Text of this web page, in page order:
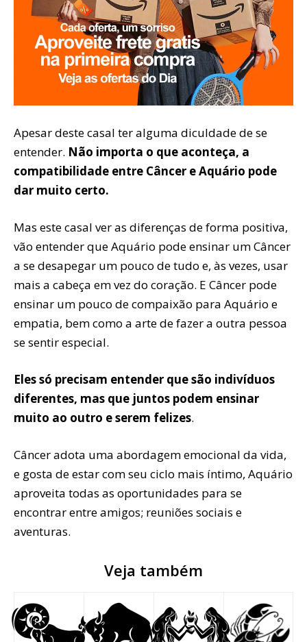
Apesar deste casal ter alguma dificuldade de se
entender. Não importa o que aconteça, a
compatibilidade entre Câncer e Aquário pode
dar muito certo.
Mas este casal ver as diferenças de forma positiva,
vão entender que Aquário pode ensinar um Câncer
a se desapegar um pouco de tudo e, às vezes, usar
mais a cabeça em vez do coração. E Câncer pode
ensinar um pouco de compaixão para Aquário e
empatia, bem como a arte de fazer a outra pessoa
se sentir especial.
Eles só precisam entender que são indivíduos
diferentes, mas que juntos podem ensinar
muito ao outro e serem felizes.
Câncer adota uma abordagem emocional da vida,
e gosta de estar com seu ciclo mais íntimo, Aquário
aproveita todas as oportunidades para se
encontrar entre amigos; reuniões sociais e
aventuras.
Veja também